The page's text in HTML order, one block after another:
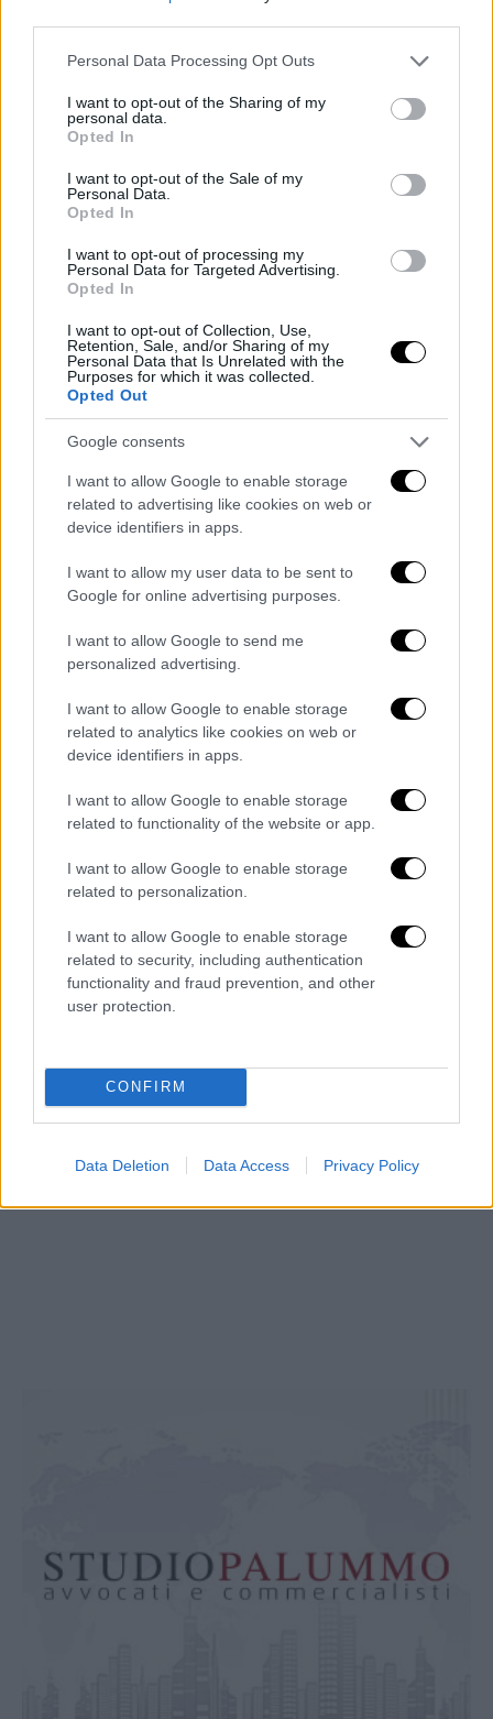
Please note that this website/app uses one or more Google
not limited to your visit or usage behaviour. You may click to
grant or deny consent to Google and its third-party tags to
use your data for below specified purposes in below Google
consent section.
Personal Data Processing Opt Outs
I want to opt-out of the Sharing of my
personal data.
Opted In
I want to opt-out of the Sale of my
Personal Data.
Opted In
I want to opt-out of processing my
Personal Data for Targeted Advertising.
Opted In
I want to opt-out of Collection, Use,
Retention, Sale, and/or Sharing of my
Personal Data that Is Unrelated with the
Purposes for which it was collected.
Opted Out
Google consents
I want to allow Google to enable storage
related to advertising like cookies on web or
device identifiers in apps.
I want to allow my user data to be sent to
Google for online advertising purposes.
I want to allow Google to send me
personalized advertising.
I want to allow Google to enable storage
related to analytics like cookies on web or
device identifiers in apps.
I want to allow Google to enable storage
related to functionality of the website or app.
I want to allow Google to enable storage
related to personalization.
I want to allow Google to enable storage
related to security, including authentication
functionality and fraud prevention, and other
user protection.
CONFIRM
Data Deletion Data Access Privacy Policy
Perquisizioni alle sedi di Napoli e
il bilancio del Bari
onoraria a Nino D’Angelo
- Pubblicità -